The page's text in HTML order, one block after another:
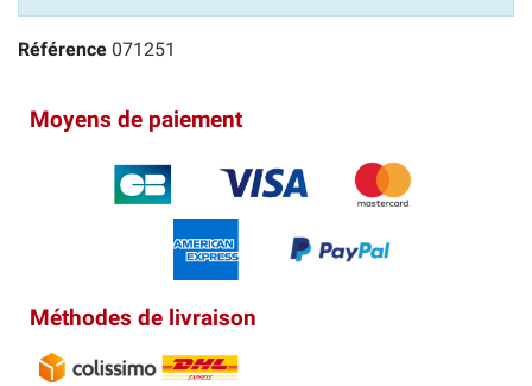
Référence 071251
Moyens de paiement
Méthodes de livraison